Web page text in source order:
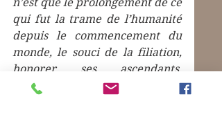
qui fut la trame de l’humanité
depuis le commencement du
monde, le souci de la filiation,
honorer ses ascendants,
manifester de la gratitude pour